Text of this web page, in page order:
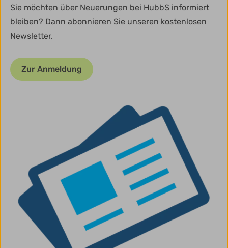
Sie möchten über Neuerungen bei HubbS informiert
bleiben? Dann abonnieren Sie unseren kostenlosen
Newsletter.
Zur Anmeldung